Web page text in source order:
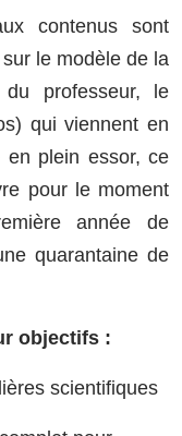
contenus sont
le modèle de la
professeur, le
qui viennent en
en plein essor, ce
pour le moment
année de
quarantaine de
objectifs :
scientifiques